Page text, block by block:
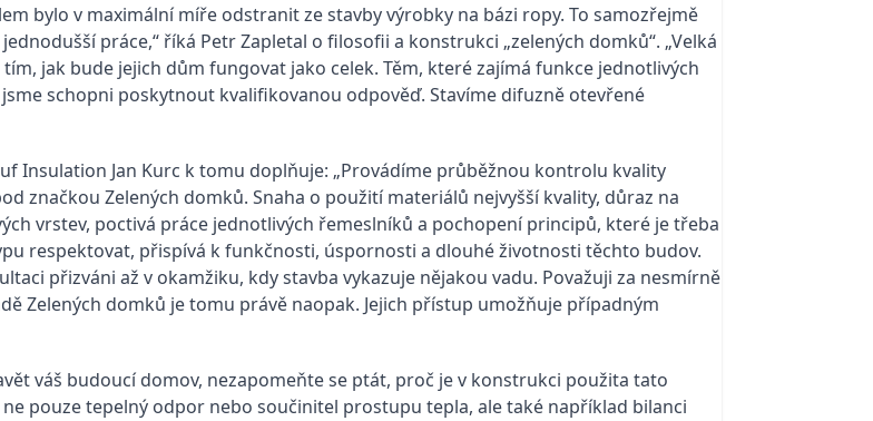
bylo v maximální míře odstranit ze stavby výrobky na bázi ropy. To samozřejmě
práce,“ říká Petr Zapletal o filosofii a konstrukci „zelených domků“. „Velká
jak bude jejich dům fungovat jako celek. Těm, které zajímá funkce jednotlivých
schopni poskytnout kvalifikovanou odpověď. Stavíme difuzně otevřené
Insulation Jan Kurc k tomu doplňuje: „Provádíme průběžnou kontrolu kvality
značkou Zelených domků. Snaha o použití materiálů nejvyšší kvality, důraz na
vrstev, poctivá práce jednotlivých řemeslníků a pochopení principů, které je třeba
respektovat, přispívá k funkčnosti, úspornosti a dlouhé životnosti těchto budov.
přizváni až v okamžiku, kdy stavba vykazuje nějakou vadu. Považuji za nesmírně
Zelených domků je tomu právě naopak. Jejich přístup umožňuje případným
váš budoucí domov, nezapomeňte se ptát, proč je v konstrukci použita tato
pouze tepelný odpor nebo součinitel prostupu tepla, ale také například bilanci